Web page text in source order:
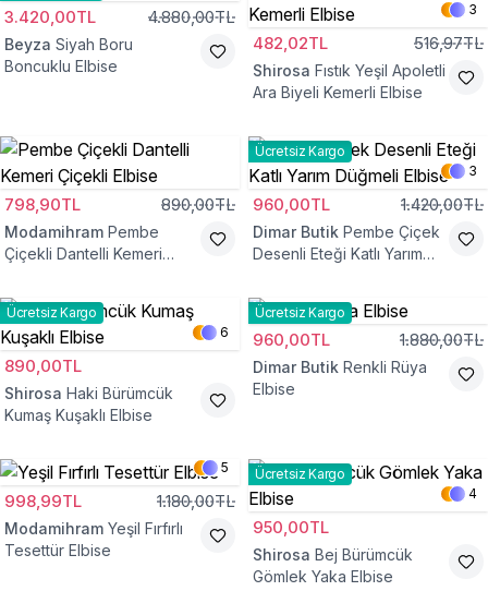
3.420,00TL 4.880,00TL
Beyza Siyah Boru
Boncuklu Elbise
3
482,02TL 516,97TL
Shirosa Fıstık Yeşil Apoletli
Ara Biyeli Kemerli Elbise
798,90TL 890,00TL
Modamihram Pembe
Çiçekli Dantelli Kemeri
Ücretsiz Kargo
3
960,00TL 1.420,00TL
Dimar Butik Pembe Çiçek
Desenli Eteği Katlı Yarım
Ücretsiz Kargo
6
890,00TL
Shirosa Haki Bürümcük
Kumaş Kuşaklı Elbise
Ücretsiz Kargo
960,00TL 1.880,00TL
Dimar Butik Renkli Rüya
Elbise
5
998,99TL 1.180,00TL
Modamihram Yeşil Fırfırlı
Tesettür Elbise
Ücretsiz Kargo
4
950,00TL
Shirosa Bej Bürümcük
Gömlek Yaka Elbise